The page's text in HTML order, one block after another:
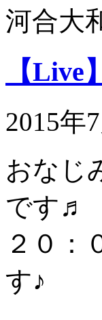
河合大
【Live
2015年
おなじ
です♬
２０：
す♪